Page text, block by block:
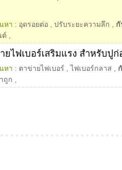
หา : อุดรอยต่อ ปรับระยะความลึก
ต์
ยไฟเบอร์เสริมแรง สำหรับปู
หา : ตาข่ายไฟเบอร์ ,ไฟเบอร์กลาส
ถูก